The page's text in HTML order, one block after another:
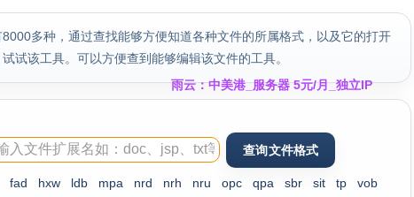
多种，通过查找能够方便知道各种文件的所属格式，以及它的打开
试该工具。可以方便查到能够编辑该文件的工具。
雨云：中美港_服务器 5元/月_独立IP
fad hxw ldb mpa nrd nrh nru opc qpa sbr sit tp
vob